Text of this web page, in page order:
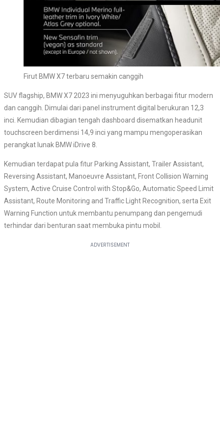
Firut BMW X7 terbaru semakin canggih
SUV flagship, BMW X7 2023 ini menyuguhkan berbagai fitur modern
dan canggih. Dimulai dari panel instrument digital berukuran 12,3
inci. Kemudian dibagian tengah dashboard disematkan headunit
touchscreen berdimensi 14,9 inci yang mampu mengoperasikan
perangkat lunak BMW iDrive 8.
Kemudian terdapat pula fitur Parking Assistant, Trailer Assistant,
Reversing Assistant, Manoeuvre Assistant, Front Collision Warning
System, Active Cruise Control with Stop&Go, Automatic Speed Limit
Assistant, Route Monitoring and Traffic Light Recognition, serta Exit
Warning Function untuk membantu penumpang dan pengemudi
terhindar dari benturan saat membuka pintu mobil.